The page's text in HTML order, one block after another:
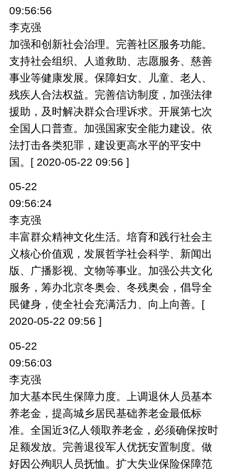
09:56:56
李克强
加强和创新社会治理。完善社区服务功能。
支持社会组织、人道救助、志愿服务、慈善
事业等健康发展。保障妇女、儿童、老人、
残疾人合法权益。完善信访制度，加强法律
援助，及时解决群众合理诉求。开展第七次
全国人口普查。加强国家安全能力建设。依
法打击各类犯罪，建设更高水平的平安中
国。[ 2020-05-22 09:56 ]
05-22
09:56:24
李克强
丰富群众精神文化生活。培育和践行社会主
义核心价值观，发展哲学社会科学、新闻出
版、广播影视、文物等事业。加强公共文化
服务，筹办北京冬奥会、冬残奥会，倡导全
民健身，使全社会充满活力、向上向善。[
2020-05-22 09:56 ]
05-22
09:56:03
李克强
加大基本民生保障力度。上调退休人员基本
养老金，提高城乡居民基础养老金最低标
准。全国近3亿人领取养老金，必须确保按时
足额发放。完善退役军人优抚安置制度。做
好因公殉职人员抚恤。扩大失业保险保障范